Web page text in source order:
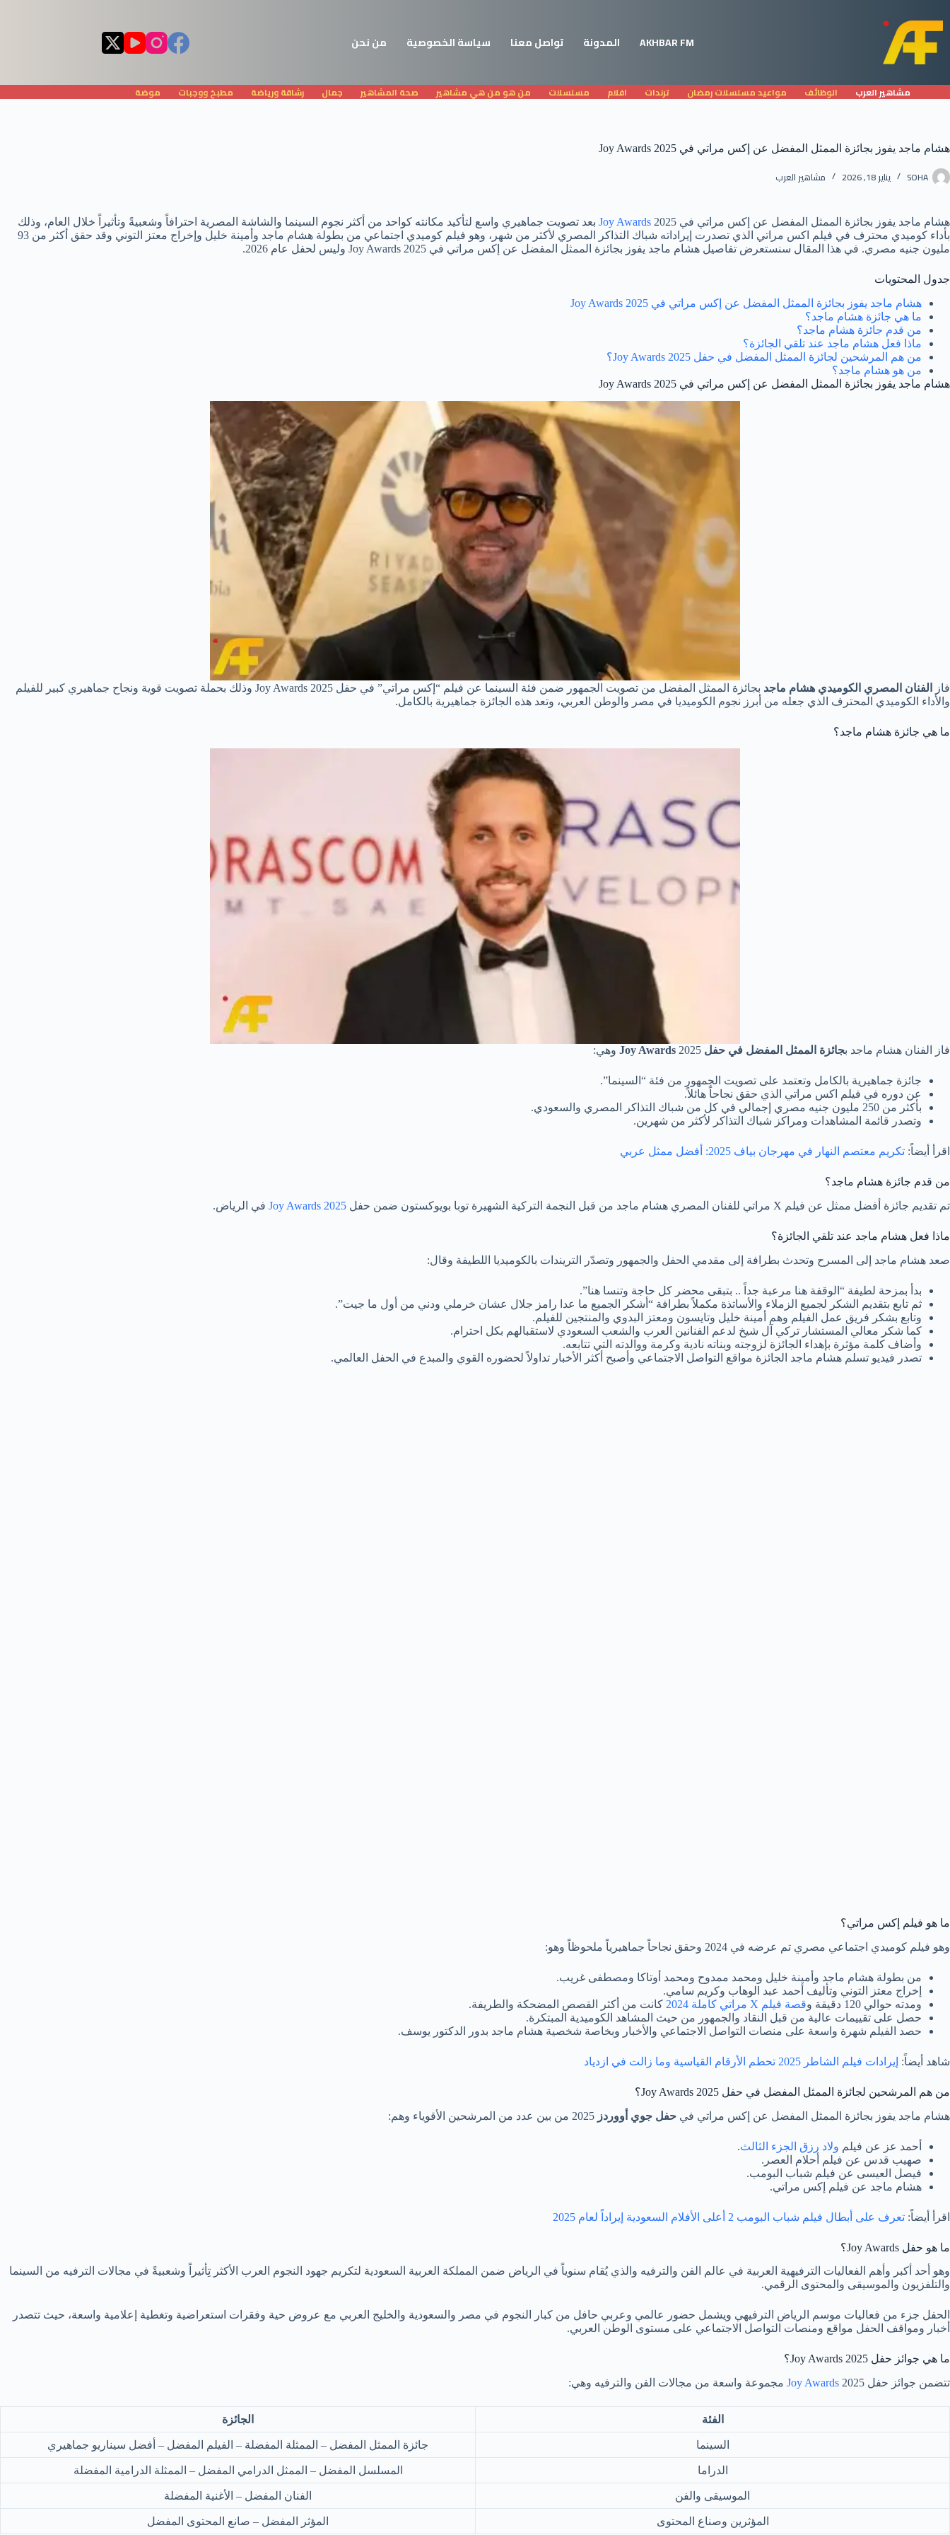
إلى
المحتوى
AKHBAR FM المدونة تواصل معنا سياسة الخصوصية من نحن
مشاهير العرب الوظائف مواعيد مسلسلات رمضان ترندات افلام مسلسلات من هو من هي مشاهير صحة المشاهير جمال رشاقة ورياضة مطبخ ووجبات موضة
هشام ماجد يفوز بجائزة الممثل المفضل عن إكس مراتي في Joy Awards 2025
SOHA يناير 18, 2026 مشاهير العرب
هشام ماجد يفوز بجائزة الممثل المفضل عن إكس مراتي في Joy Awards 2025 بعد تصويت جماهيري واسع لتأكيد مكانته كواحد من أكثر نجوم السينما والشاشة المصرية احترافاً وشعبيةً وتأثيراً خلال العام، وذلك
بأداء كوميدي محترف في فيلم اكس مراتي الذي تصدرت إيراداته شباك التذاكر المصري لأكثر من شهر، وهو فيلم كوميدي اجتماعي من بطولة هشام ماجد وأمينة خليل وإخراج معتز التوني وقد حقق أكثر من 93
مليون جنيه مصري. في هذا المقال سنستعرض تفاصيل هشام ماجد يفوز بجائزة الممثل المفضل عن إكس مراتي في Joy Awards 2025 وليس لحفل عام 2026.
جدول المحتويات
هشام ماجد يفوز بجائزة الممثل المفضل عن إكس مراتي في Joy Awards 2025
ما هي جائزة هشام ماجد؟
من قدم جائزة هشام ماجد؟
ماذا فعل هشام ماجد عند تلقي الجائزة؟
من هم المرشحين لجائزة الممثل المفضل في حفل Joy Awards 2025؟
من هو هشام ماجد؟
هشام ماجد يفوز بجائزة الممثل المفضل عن إكس مراتي في Joy Awards 2025
فاز الفنان المصري الكوميدي هشام ماجد
بجائزة الممثل المفضل من تصويت الجمهور ضمن فئة السينما عن فيلم “إكس مراتي” في حفل Joy Awards 2025 وذلك بحملة تصويت قوية ونجاح جماهيري كبير للفيلم
والأداء الكوميدي المحترف الذي جعله من أبرز نجوم الكوميديا في مصر والوطن العربي، وتعد هذه الجائزة جماهيرية بالكامل.
ما هي جائزة هشام ماجد؟
فاز الفنان هشام ماجد بجائزة الممثل المفضل في حفل Joy Awards 2025 وهي:
جائزة جماهيرية بالكامل وتعتمد على تصويت الجمهور من فئة “السينما”.
عن دوره في فيلم اكس مراتي الذي حقق نجاحاً هائلاً.
بأكثر من 250 مليون جنيه مصري إجمالي في كل من شباك التذاكر المصري والسعودي.
وتصدر قائمة المشاهدات ومراكز شباك التذاكر لأكثر من شهرين.
اقرأ أيضاً: تكريم معتصم النهار في مهرجان بياف 2025: أفضل ممثل عربي
من قدم جائزة هشام ماجد؟
تم تقديم جائزة أفضل ممثل عن فيلم X مراتي للفنان المصري هشام ماجد من قبل النجمة التركية الشهيرة توبا بويوكستون ضمن حفل
في الرياض.
ماذا فعل هشام ماجد عند تلقي الجائزة؟
صعد هشام ماجد إلى المسرح وتحدث بطرافة إلى مقدمي الحفل والجمهور وتصدّر التريندات بالكوميديا اللطيفة وقال:
بدأ بمزحة لطيفة “الوقفة هنا مرعبة جداً .. بتبقى محضر كل حاجة وتنسا هنا”.
ثم تابع بتقديم الشكر لجميع الزملاء والأساتذة مكملاً بطرافة “أشكر الجميع ما عدا رامز جلال عشان خرملي ودني من أول ما جيت”.
وتابع بشكر فريق عمل الفيلم وهم أمينة خليل وتايسون ومعتز البدوي والمنتجين للفيلم.
كما شكر معالي المستشار تركي آل شيخ لدعم الفنانين العرب والشعب السعودي لاستقبالهم بكل احترام.
وأضاف كلمة مؤثرة بإهداء الجائزة لزوجته وبناته نادية وكرمة ووالدته التي تتابعه.
تصدر فيديو تسلم هشام ماجد الجائزة مواقع التواصل الاجتماعي وأصبح أكثر الأخبار تداولاً لحضوره القوي والمبدع في الحفل العالمي.
ما هو فيلم إكس مراتي؟
وهو فيلم كوميدي اجتماعي مصري تم عرضه في 2024 وحقق نجاحاً جماهيرياً ملحوظاً وهو:
من بطولة هشام ماجد وأمينة خليل ومحمد ممدوح ومحمد أوتاكا ومصطفى غريب.
إخراج معتز التوني وتأليف أحمد عبد الوهاب وكريم سامي.
ومدته حوالي 120 دقيقة و
قصة فيلم X مراتي كاملة 2024
كانت من أكثر القصص المضحكة والطريفة.
حصل على تقييمات عالية من قبل النقاد والجمهور من حيث المشاهد الكوميدية المبتكرة.
حصد الفيلم شهرة واسعة على منصات التواصل الاجتماعي والأخبار وبخاصة شخصية هشام ماجد بدور الدكتور يوسف.
شاهد أيضاً: إيرادات فيلم الشاطر 2025 تحطم الأرقام القياسية وما زالت في ازدياد
من هم المرشحين لجائزة الممثل المفضل في حفل Joy Awards 2025؟
هشام ماجد يفوز بجائزة الممثل المفضل عن إكس مراتي في حفل جوي أووردز 2025 من بين عدد من المرشحين الأقوياء وهم:
أحمد عز عن فيلم ولاد رزق الجزء الثالث.
صهيب قدس عن فيلم أحلام العصر.
فيصل العيسى عن فيلم شباب البومب.
هشام ماجد عن فيلم إكس مراتي.
اقرأ أيضاً: تعرف على أبطال فيلم شباب البومب 2 أعلى الأفلام السعودية إيراداً لعام 2025
ما هو حفل Joy Awards؟
وهو أحد أكبر وأهم الفعاليات الترفيهية العربية في عالم الفن والترفيه والذي يُقام سنوياً في الرياض ضمن المملكة العربية السعودية لتكريم جهود النجوم العرب الأكثر تِأثيراً وشعبيةً في مجالات الترفيه من السينما
والتلفزيون والموسيقى والمحتوى الرقمي.
الحفل جزء من فعاليات موسم الرياض الترفيهي ويشمل حضور عالمي وعربي حافل من كبار النجوم في مصر والسعودية والخليج العربي مع عروض حية وفقرات استعراضية وتغطية إعلامية واسعة، حيث تتصدر
أخبار ومواقف الحفل مواقع ومنصات التواصل الاجتماعي على مستوى الوطن العربي.
ما هي جوائز حفل Joy Awards 2025؟
تتضمن جوائز حفل
Joy Awards 2025 مجموعة واسعة من مجالات الفن والترفيه وهي:
الفئة الجائزة
السينما جائزة الممثل المفضل – الممثلة المفضلة – الفيلم المفضل – أفضل سيناريو جماهيري
الدراما المسلسل المفضل – الممثل الدرامي المفضل – الممثلة الدرامية المفضلة
الموسيقى والفن الفنان المفضل – الأغنية المفضلة
المؤثرين وصناع المحتوى المؤثر المفضل – صانع المحتوى المفضل